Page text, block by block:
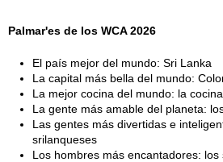
Palmar'es de los WCA 2026
El país mejor del mundo: Sri Lanka
La capital más bella del mundo:
La mejor cocina del mundo: la
La gente más amable del planeta:
Las gentes más divertidas e
srilanqueses
Los hombres más encantadores: los